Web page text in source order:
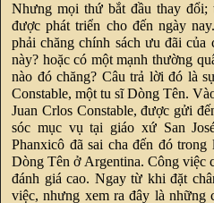
Nhưng mọi thứ bắt đầu thay
được phát triển cho đến ngày
phải chăng chính sách ưu đãi
này? hoặc có một mạnh thường
nào đó chăng? Câu trả lời đó là
Constable, một tu sĩ Dòng Tên.
Juan Crlos Constable, được gửi
sóc mục vụ tại giáo xứ San
Phanxicô đã sai cha đến đó
Dòng Tên ở Argentina. Công việc
đánh giá cao. Ngay từ khi đặt
việc, nhưng xem ra đây là những